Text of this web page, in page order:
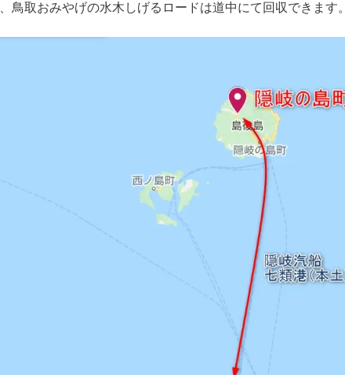
鳥取おみやげの水木しげるロードは道中にて回収できます。